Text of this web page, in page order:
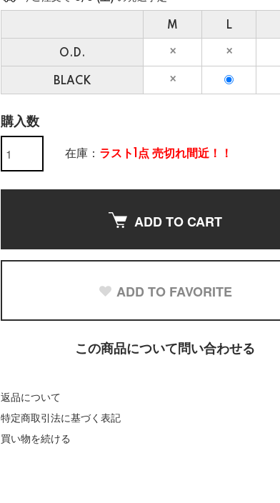
M L
O.D.
BLACK
購入数
在庫： ラスト1点 売切れ間近！！
ADD TO CART
ADD TO FAVORITE
この商品について問い合わせる
返品について
特定商取引法に基づく表記
買い物を続ける